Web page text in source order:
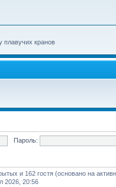
плавучих кранов
Пароль:
и 162 гостя (основано на
2026, 20:56